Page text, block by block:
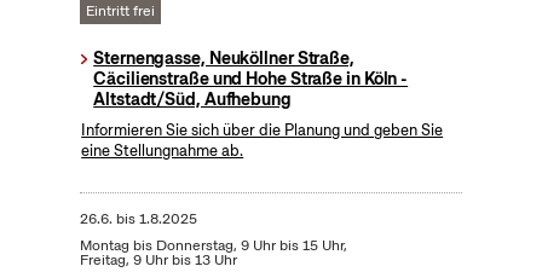
Eintritt frei
Sternengasse, Neuköllner Straße,
Cäcilienstraße und Hohe Straße in Köln -
Altstadt/Süd, Aufhebung
Informieren Sie sich über die Planung und geben Sie
eine Stellungnahme ab.
26.6. bis1.8.2025
Montag bis Donnerstag, 9 Uhr bis 15 Uhr,
Freitag, 9 Uhr bis 13 Uhr